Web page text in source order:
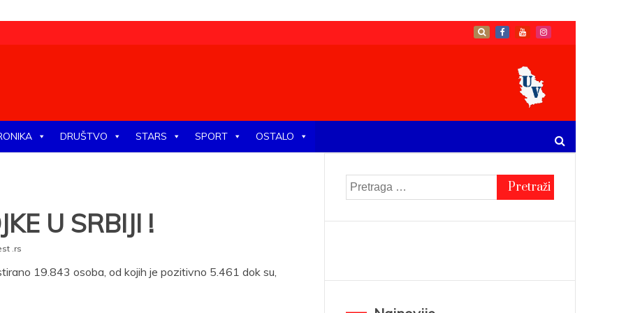
DRUŠTVO STARS SPORT OSTALO
U SRBIJI !
.rs
19.843 osoba, od kojih je pozitivno 5.461 dok su,
Pretraga
za: